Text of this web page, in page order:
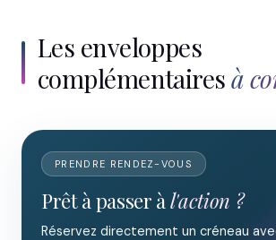
Les enveloppes
complémentairesà
PRENDRE RENDEZ-VOUS
Prêt à passer àl'action ?
Réservez directement un créneau